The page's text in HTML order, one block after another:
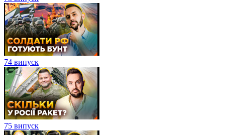
74 випуск
75 випуск